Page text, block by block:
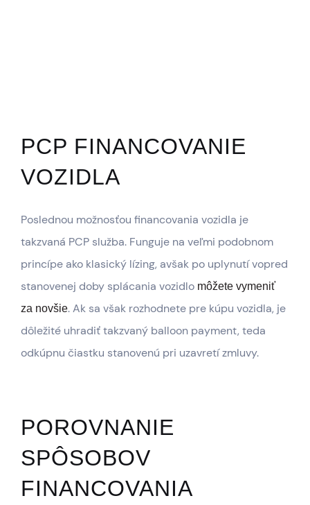
PCP FINANCOVANIE
VOZIDLA
Poslednou možnosťou financovania vozidla je
takzvaná PCP služba. Funguje na veľmi podobnom
princípe ako klasický lízing, avšak po uplynutí vopred
stanovenej doby splácania vozidlo môžete vymeniť
za novšie. Ak sa však rozhodnete pre kúpu vozidla, je
dôležité uhradiť takzvaný balloon payment, teda
odkúpnu čiastku stanovenú pri uzavretí zmluvy.
POROVNANIE
SPÔSOBOV
FINANCOVANIA